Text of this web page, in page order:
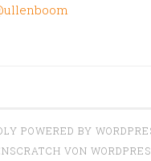
POWERED BY
VON